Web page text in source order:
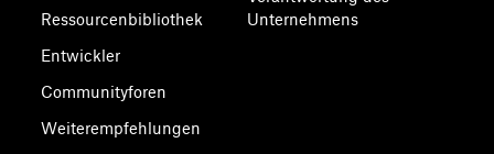
Ressourcenbibliothek
Entwickler
Communityforen
Weiterempfehlungen
Unternehmens